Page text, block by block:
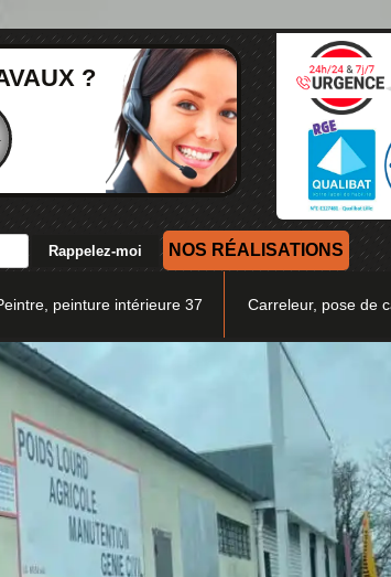
?
NOS RÉALISATIONS
peinture intérieure 37 Carreleur, pose de